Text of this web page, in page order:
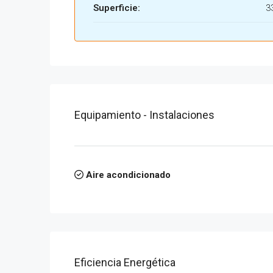
Superficie:
Equipamiento - Instalaciones
Aire acondicionado
Eficiencia Energética